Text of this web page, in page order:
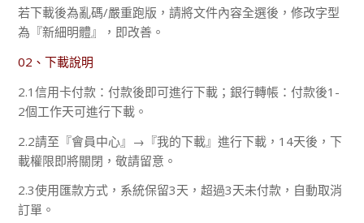
若下載後為亂碼/嚴重跑版，請將文件內容全選後，修改字型
為『新細明體』，即改善。
02、下載說明
2.1信用卡付款：付款後即可進行下載；銀行轉帳：付款後1-
2個工作天可進行下載。
2.2請至『會員中心』→『我的下載』進行下載，14天後，下
載權限即將關閉，敬請留意。
2.3使用匯款方式，系統保留3天，超過3天未付款，自動取消
訂單。